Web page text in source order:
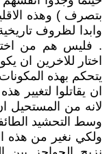
بتصرف ) وهذه
وابدا لظروف
. فليس هم من
اختار للاخرين ان
يتحكم بهذه
ان يقاتلوا لتغيير
لانه من المستحيل
وسط التحشيد
ولكي نغير من هذه